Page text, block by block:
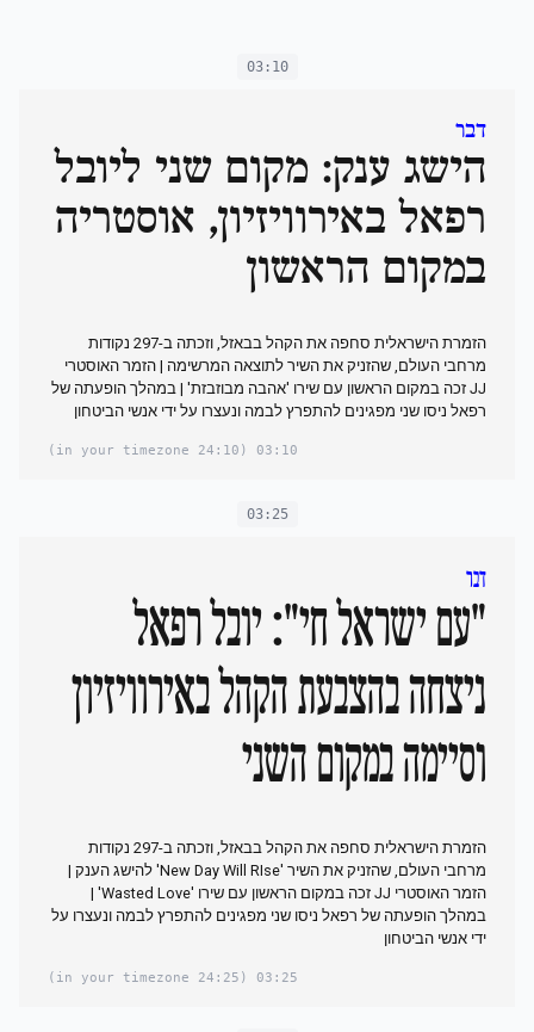
03:10
דבר
הישג ענק: מקום שני ליובל
רפאל באירוויזיון, אוסטריה
במקום הראשון
הזמרת הישראלית סחפה את הקהל בבאזל, וזכתה ב-297 נקודות
מרחבי העולם, שהזניק את השיר לתוצאה המרשימה | הזמר האוסטרי
JJ זכה במקום הראשון עם שירו 'אהבה מבוזבזת' | במהלך הופעתה של
רפאל ניסו שני מפגינים להתפרץ לבמה ונעצרו על ידי אנשי הביטחון
03:10
(24:10 in your timezone)
03:25
דבר
"עם ישראל חי": יובל רפאל
ניצחה בהצבעת הקהל באירוויזיון
וסיימה במקום השני
הזמרת הישראלית סחפה את הקהל בבאזל, וזכתה ב-297 נקודות
מרחבי העולם, שהזניק את השיר 'New Day Will RIse' להישג הענק |
הזמר האוסטרי JJ זכה במקום הראשון עם שירו 'Wasted Love' |
במהלך הופעתה של רפאל ניסו שני מפגינים להתפרץ לבמה ונעצרו על
ידי אנשי הביטחון
03:25
(24:25 in your timezone)